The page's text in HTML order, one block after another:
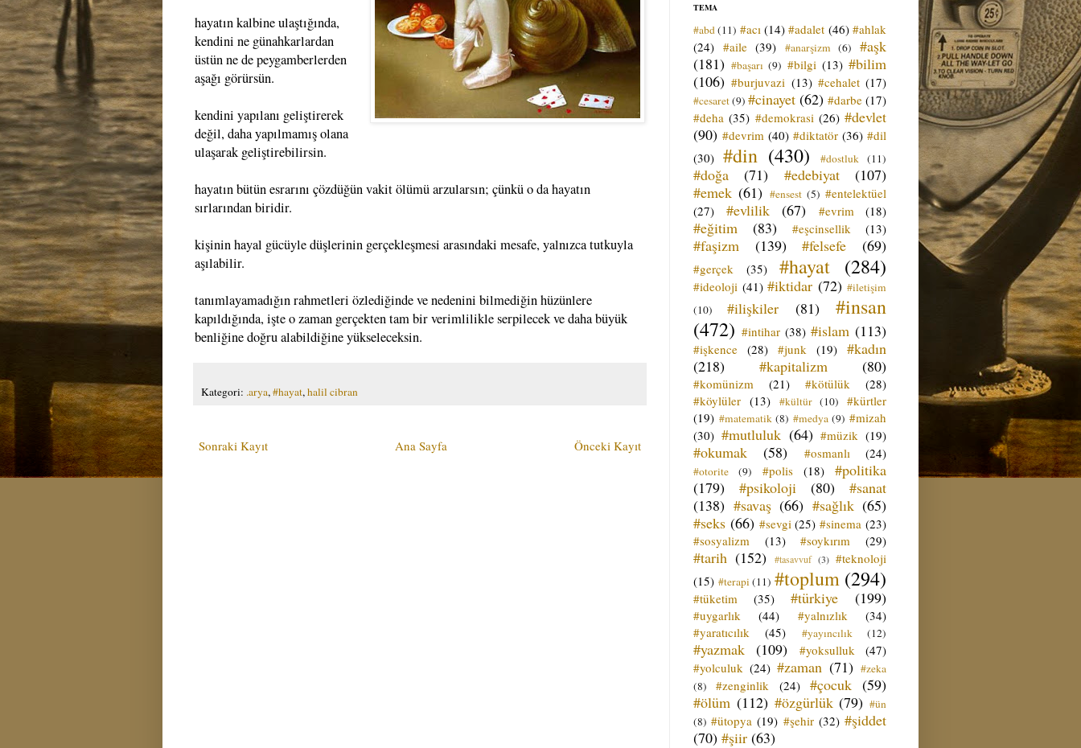
hayatın kalbine ulaştığında,
kendini ne günahkarlardan
üstün ne de peygamberlerden
aşağı görürsün.
kendini yapılanı geliştirerek
değil, daha yapılmamış olana
ulaşarak geliştirebilirsin.
hayatın bütün esrarını çözdüğün vakit ölümü arzularsın; çünkü o da hayatın
sırlarından biridir.
kişinin hayal gücüyle düşlerinin gerçekleşmesi arasındaki mesafe, yalnızca tutkuyla
aşılabilir.
tanımlayamadığın rahmetleri özlediğinde ve nedenini bilmediğin hüzünlere
kapıldığında, işte o zaman gerçekten tam bir verimlilikle serpilecek ve daha büyük
benliğine doğru alabildiğine yükseleceksin.
Kategori: .arya,#hayat,halil cibran
Sonraki Kayıt Önceki Kayıt
Ana Sayfa
TEMA
#abd (11) #acı (14) #adalet (46) #ahlak
(24) #aile (39) #anarşizm (6)
#aşk
(181) #başarı (9) #bilgi (13) #bilim
(106) #burjuvazi (13) #cehalet (17)
#cesaret(9) #cinayet (62) #darbe (17)
#deha (35) #demokrasi (26) #devlet
(90) #devrim (40) #diktatör (36) #dil
(30) #din (430) #dostluk (11)
#doğa (71) #edebiyat
(107)
#emek (61) #ensest (5) #entelektüel
(27)
#evlilik (67) #evrim (18)
#eğitim (83) #eşcinsellik (13)
#faşizm (139) #felsefe (69)
#gerçek (35) #hayat (284)
#ideoloji (41) #iktidar (72) #iletişim
(10)
#ilişkiler (81)
#insan
(472) #intihar (38) #islam (113)
#işkence (28) #junk (19) #kadın
(218)
#kapitalizm (80)
#komünizm (21) #kötülük
(28)
#köylüler (13) #kültür (10)
#kürtler
(19) #matematik (8) #medya (9) #mizah
(30) #mutluluk (64) #müzik (19)
#okumak (58) #osmanlı (24)
#otorite (9) #polis (18)
#politika
(179)
#psikoloji (80)
#sanat
(138) #savaş (66) #sağlık (65)
#seks (66) #sevgi (25) #sinema (23)
#sosyalizm
(13) #soykırım (29)
#tarih (152) #tasavvuf (3) #teknoloji
(15) #terapi (11) #toplum (294)
#tüketim (35) #türkiye (199)
#uygarlık (44) #yalnızlık
(34)
#yaratıcılık
(45) #yayıncılık (12)
#yazmak (109) #yoksulluk
(47)
#yolculuk (24) #zaman (71) #zeka
(8)
#zenginlik (24) #çocuk (59)
#ölüm (112) #özgürlük (79) #ün
(8) #ütopya (19) #şehir (32) #şiddet
(70) #şiir (63)